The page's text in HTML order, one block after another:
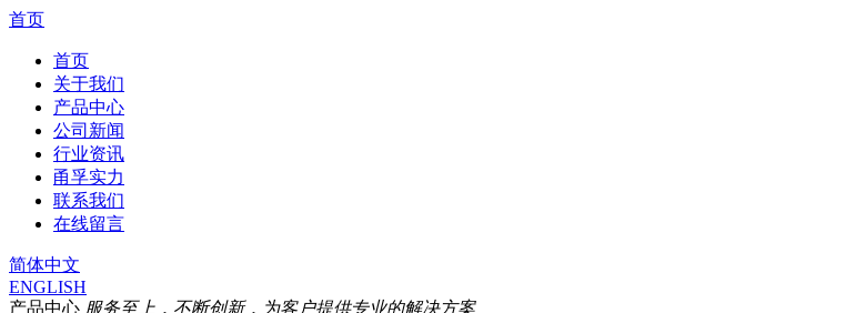
首页
首页
关于我们
产品中心
公司新闻
行业资讯
甬孚实力
联系我们
在线留言
简体中文
ENGLISH
产品中心 服务至上，不断创新，为客户提供专业的解决方案